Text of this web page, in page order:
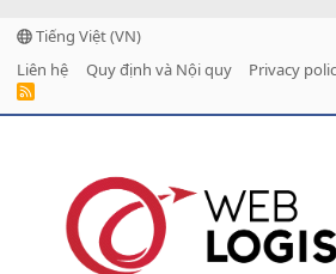
Tiếng Việt (VN)
Liên hệ
Quy định và Nội quy Privacy
R